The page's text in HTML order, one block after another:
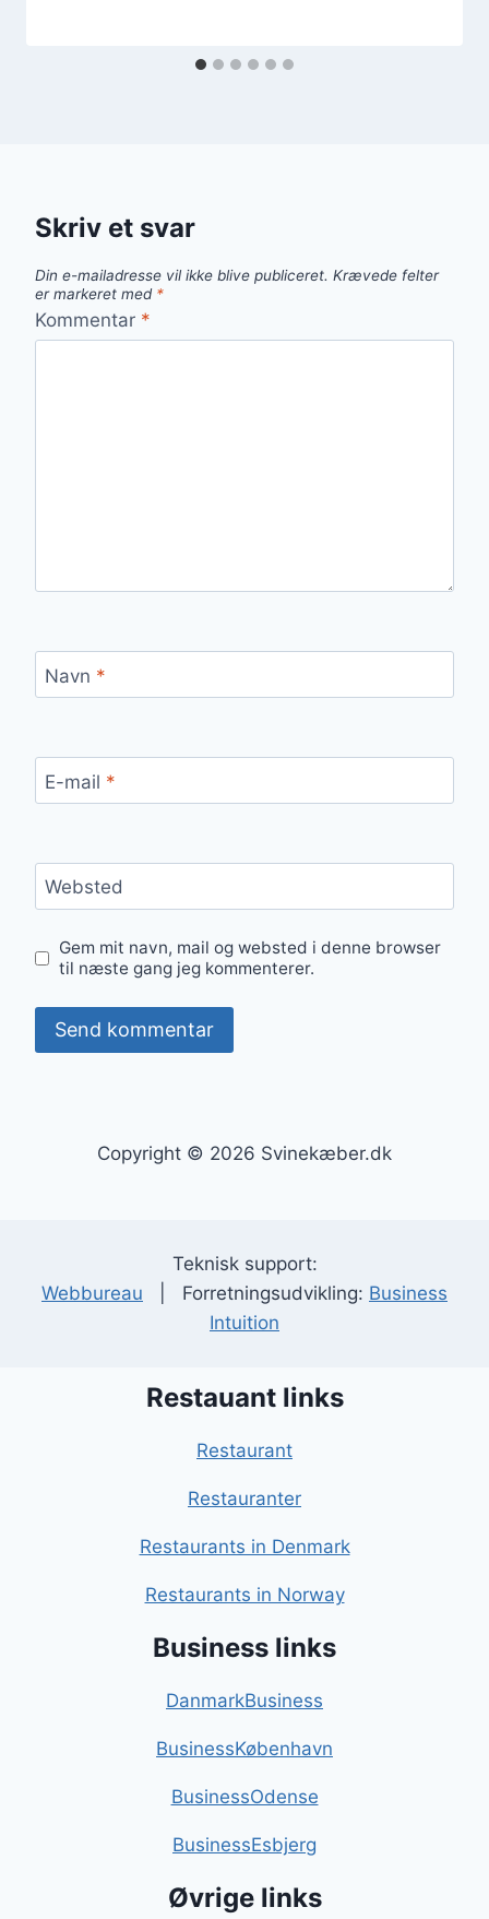
Skriv et svar
Din e-mailadresse vil ikke blive publiceret. Krævede felter
er markeret med *
Kommentar *
Navn *
E-mail *
Websted
Gem mit navn, mail og websted i denne browser
til næste gang jeg kommenterer.
Copyright © 2026 Svinekæber.dk
Teknisk support:
Webbureau | Forretningsudvikling: Business
Intuition
Restauant links
Restaurant
Restauranter
Restaurants in Denmark
Restaurants in Norway
Business links
DanmarkBusiness
BusinessKøbenhavn
BusinessOdense
BusinessEsbjerg
Øvrige links